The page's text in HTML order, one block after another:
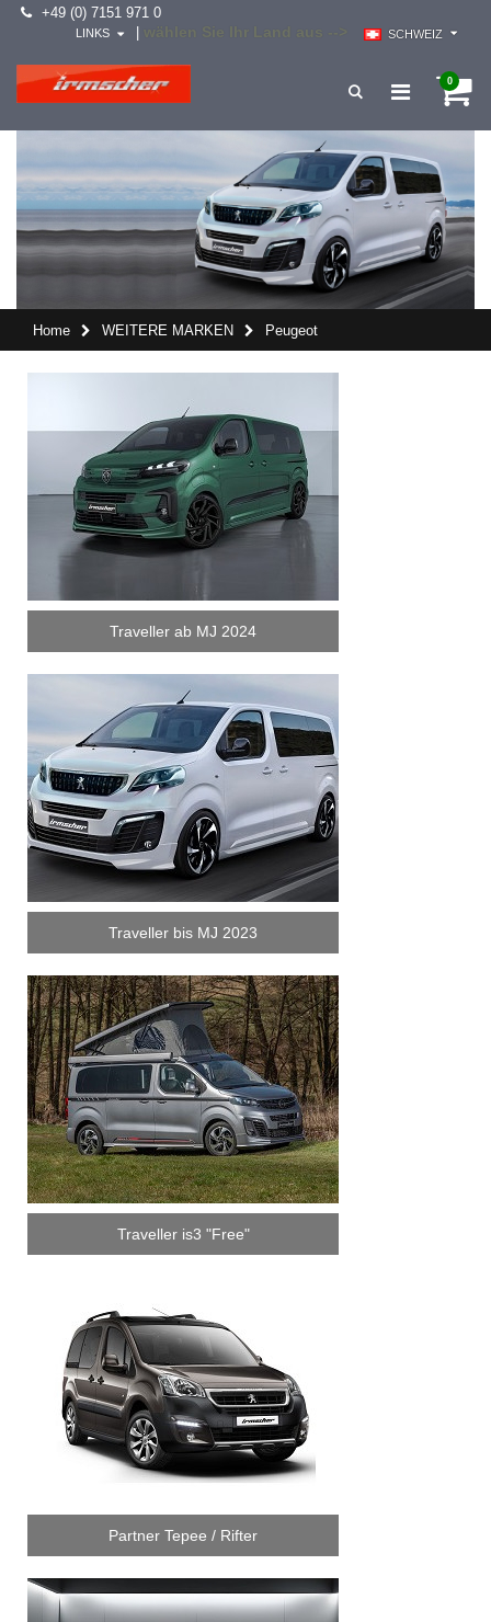
+49 (0) 7151 971 0
SCHWEIZ
LINKS
0
Home WEITERE MARKEN Peugeot
Traveller ab MJ 2024
Traveller bis MJ 2023
Traveller is3 "Free"
Partner Tepee / Rifter